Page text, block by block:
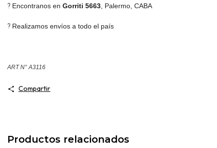
? Encontranos en Gorriti 5663, Palermo, CABA
? Realizamos envíos a todo el país
ART N° A3116
Compartir
Productos relacionados